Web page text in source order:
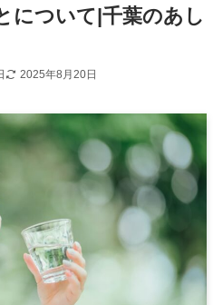
について|千葉のあし
2025年8月20日